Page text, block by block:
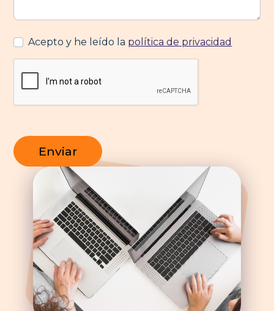
Acepto y he leído la política de privacidad